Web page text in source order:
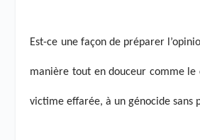
Est-ce une façon de préparer
manière tout en douceur comme le
victime effarée, à un génocide sans